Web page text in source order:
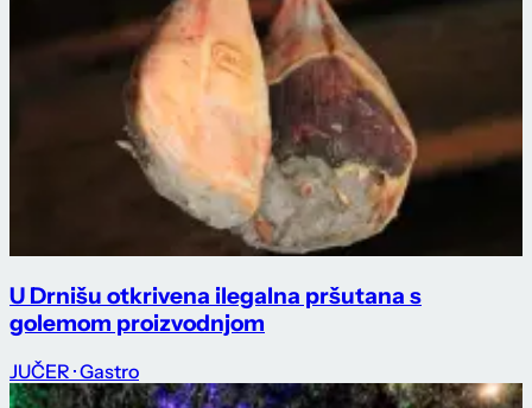
U Drnišu otkrivena ilegalna pršutana s
golemom proizvodnjom
JUČER · Gastro